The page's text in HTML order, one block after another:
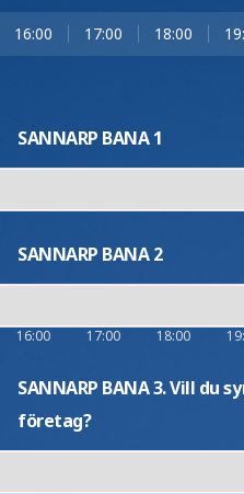
16:00 17:00 18:00
SANNARP BANA 1
SANNARP BANA 2
16:00 17:00 18:00
SANNARP BANA 3. Vill du
företag?